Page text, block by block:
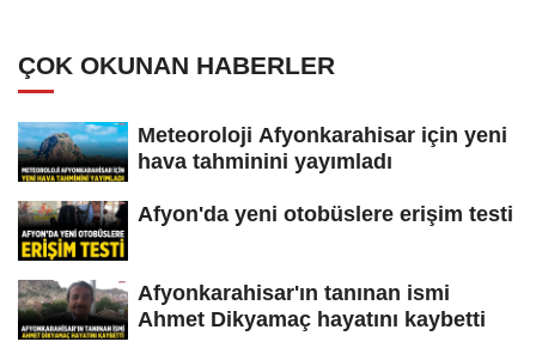
ÇOK OKUNAN HABERLER
Meteoroloji Afyonkarahisar için yeni
hava tahminini yayımladı
Afyon'da yeni otobüslere erişim testi
Afyonkarahisar'ın tanınan ismi
Ahmet Dikyamaç hayatını kaybetti